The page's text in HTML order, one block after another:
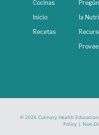
Cocinas
Inicio
Recetas
la
© 2026 Culinary Health
Policy | Non-